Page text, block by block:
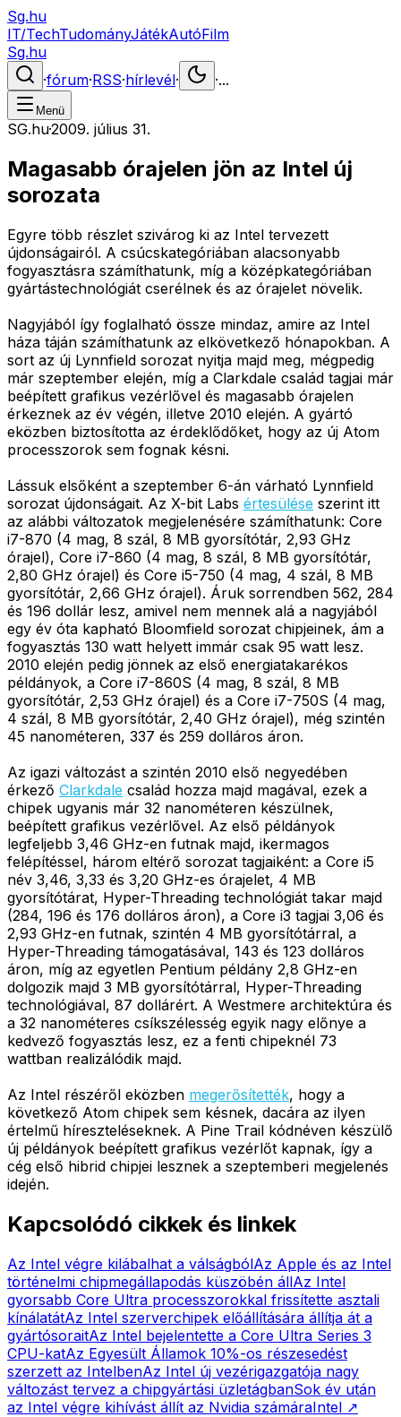
Sg.hu
IT/TechTudományJátékAutóFilm
Sg.hu
·fórum·RSS·hírlevél· ·...
Menü
SG.hu·2009. július 31.
Magasabb órajelen jön az Intel új
sorozata
Egyre több részlet szivárog ki az Intel tervezett
újdonságairól. A csúcskategóriában alacsonyabb
fogyasztásra számíthatunk, míg a középkategóriában
gyártástechnológiát cserélnek és az órajelet növelik.
Nagyjából így foglalható össze mindaz, amire az Intel
háza táján számíthatunk az elkövetkező hónapokban. A
sort az új Lynnfield sorozat nyitja majd meg, mégpedig
már szeptember elején, míg a Clarkdale család tagjai már
beépített grafikus vezérlővel és magasabb órajelen
érkeznek az év végén, illetve 2010 elején. A gyártó
eközben biztosította az érdeklődőket, hogy az új Atom
processzorok sem fognak késni.
Lássuk elsőként a szeptember 6-án várható Lynnfield
sorozat újdonságait. Az X-bit Labs értesülése szerint itt
az alábbi változatok megjelenésére számíthatunk: Core
i7-870 (4 mag, 8 szál, 8 MB gyorsítótár, 2,93 GHz
órajel), Core i7-860 (4 mag, 8 szál, 8 MB gyorsítótár,
2,80 GHz órajel) és Core i5-750 (4 mag, 4 szál, 8 MB
gyorsítótár, 2,66 GHz órajel). Áruk sorrendben 562, 284
és 196 dollár lesz, amivel nem mennek alá a nagyjából
egy év óta kapható Bloomfield sorozat chipjeinek, ám a
fogyasztás 130 watt helyett immár csak 95 watt lesz.
2010 elején pedig jönnek az első energiatakarékos
példányok, a Core i7-860S (4 mag, 8 szál, 8 MB
gyorsítótár, 2,53 GHz órajel) és a Core i7-750S (4 mag,
4 szál, 8 MB gyorsítótár, 2,40 GHz órajel), még szintén
45 nanométeren, 337 és 259 dolláros áron.
Az igazi változást a szintén 2010 első negyedében
érkező Clarkdale család hozza majd magával, ezek a
chipek ugyanis már 32 nanométeren készülnek,
beépített grafikus vezérlővel. Az első példányok
legfeljebb 3,46 GHz-en futnak majd, ikermagos
felépítéssel, három eltérő sorozat tagjaiként: a Core i5
név 3,46, 3,33 és 3,20 GHz-es órajelet, 4 MB
gyorsítótárat, Hyper-Threading technológiát takar majd
(284, 196 és 176 dolláros áron), a Core i3 tagjai 3,06 és
2,93 GHz-en futnak, szintén 4 MB gyorsítótárral, a
Hyper-Threading támogatásával, 143 és 123 dolláros
áron, míg az egyetlen Pentium példány 2,8 GHz-en
dolgozik majd 3 MB gyorsítótárral, Hyper-Threading
technológiával, 87 dollárért. A Westmere architektúra és
a 32 nanométeres csíkszélesség egyik nagy előnye a
kedvező fogyasztás lesz, ez a fenti chipeknél 73
wattban realizálódik majd.
Az Intel részéről eközben megerősítették, hogy a
következő Atom chipek sem késnek, dacára az ilyen
értelmű híreszteléseknek. A Pine Trail kódnéven készülő
új példányok beépített grafikus vezérlőt kapnak, így a
cég első hibrid chipjei lesznek a szeptemberi megjelenés
idején.
Kapcsolódó cikkek és linkek
Az Intel végre kilábalhat a válságbólAz Apple és az Intel
történelmi chipmegállapodás küszöbén állAz Intel
gyorsabb Core Ultra processzorokkal frissítette asztali
kínálatátAz Intel szerverchipek előállítására állítja át a
gyártósoraitAz Intel bejelentette a Core Ultra Series 3
CPU-katAz Egyesült Államok 10%-os részesedést
szerzett az IntelbenAz Intel új vezérigazgatója nagy
változást tervez a chipgyártási üzletágbanSok év után
az Intel végre kihívást állít az Nvidia számáraIntel ↗